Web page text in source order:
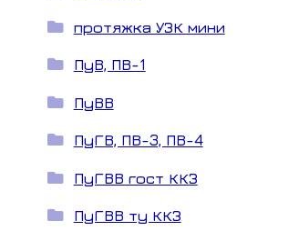
протяжка УЗК мини
ПуВ, ПВ-1
ПуВВ
ПуГВ, ПВ-3, ПВ-4
ПуГВВ гост ККЗ
ПуГВВ ту ККЗ